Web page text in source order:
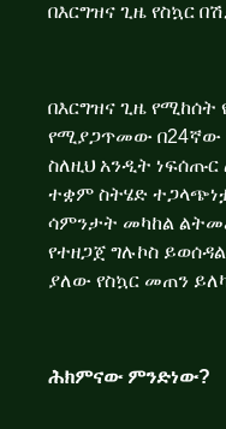
በእርግዝና ጊዜ የስኳር
በእርግዝና ጊዜ የሚከሰት
የሚያጋጥመው በ24ኛው
ስለዚህ አንዲት
ተቋም ስትሄድ ተጋላጭነቷ
ሳምንታት መካከል
የተዘጋጀ ግሉኮስ
ያለው የስኳር መጠን
ሕክምናው ምንድነው?